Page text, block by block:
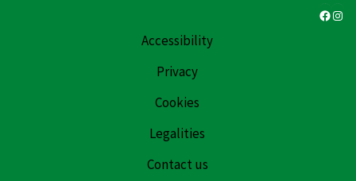
Accessibility
Privacy
Cookies
Legalities
Contact us